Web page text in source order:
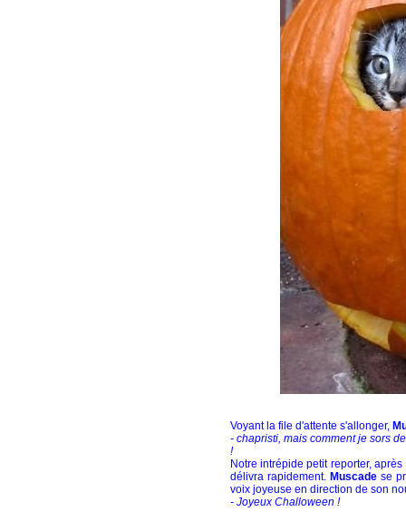
Voyant la file d'attente s'allonger,
- chapristi, mais comment je sors
!
Notre intrépide petit reporter,
délivra rapidement. Muscadese
voix joyeuse en direction de son
- Joyeux Challoween !